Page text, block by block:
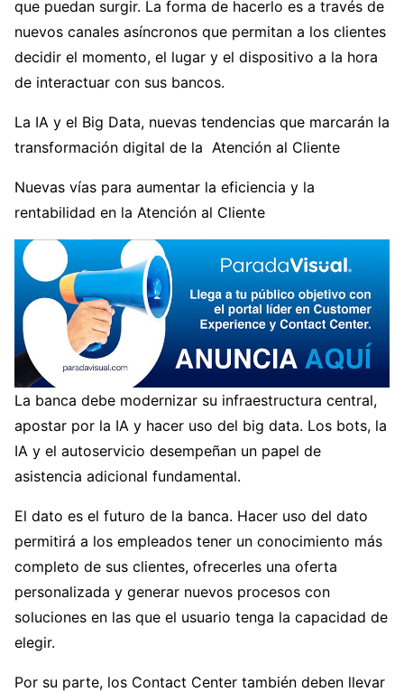
que puedan surgir. La forma de hacerlo es a través de
nuevos canales asíncronos que permitan a los clientes
decidir el momento, el lugar y el dispositivo a la hora
de interactuar con sus bancos.
La IA y el Big Data, nuevas tendencias que marcarán la
transformación digital de la Atención al Cliente
Nuevas vías para aumentar la eficiencia y la
rentabilidad en la Atención al Cliente
La banca debe modernizar su infraestructura central,
apostar por la IA y hacer uso del big data. Los bots, la
IA y el autoservicio desempeñan un papel de
asistencia adicional fundamental.
El dato es el futuro de la banca. Hacer uso del dato
permitirá a los empleados tener un conocimiento más
completo de sus clientes, ofrecerles una oferta
personalizada y generar nuevos procesos con
soluciones en las que el usuario tenga la capacidad de
elegir.
Por su parte, los Contact Center también deben llevar